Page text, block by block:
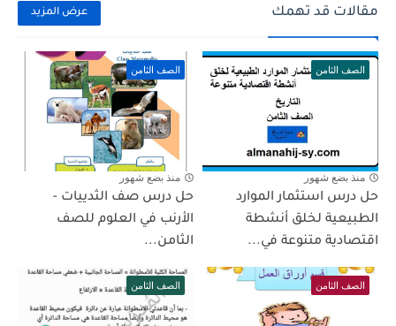
مقالات قد تهمك عرض المزيد
الصف الثامن
منذ بضع شهور
حل درس استثمار الموارد
الطبيعية لخلق أنشطة
اقتصادية متنوعة في...
الصف الثامن
منذ بضع شهور
حل درس صف الثدييات -
الأرنب في العلوم للصف
الثامن...
الصف الثامن الصف الثامن